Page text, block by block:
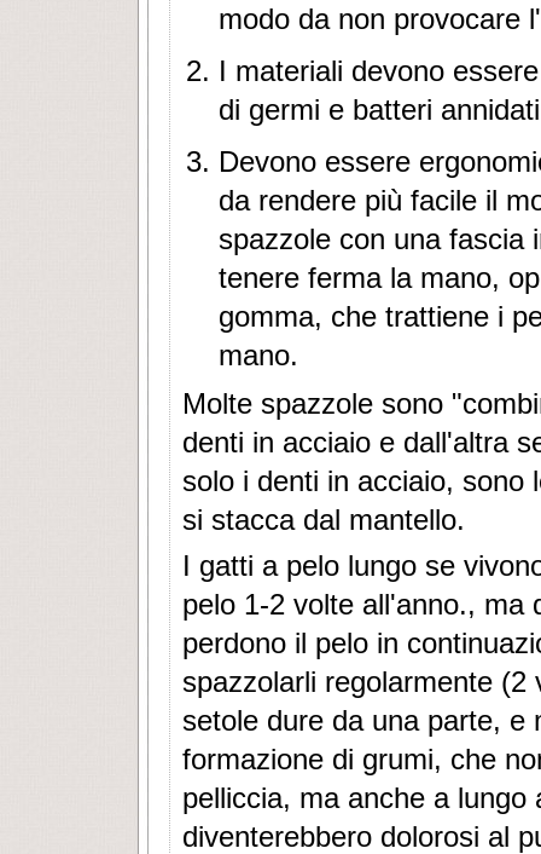
modo da non provocare
I materiali devono
di germi e batteri
Devono essere
da rendere più facile il
spazzole con una fascia
tenere ferma la mano,
gomma, che trattiene i
mano.
Molte spazzole sono
denti in acciaio e dall'altra
solo i denti in acciaio, sono
si stacca dal mantello.
I gatti a pelo lungo se
pelo 1-2 volte all'anno., ma
perdono il pelo in
spazzolarli regolarmente
setole dure da una parte, e
formazione di grumi, che
pelliccia, ma anche a
diventerebbero dolorosi al